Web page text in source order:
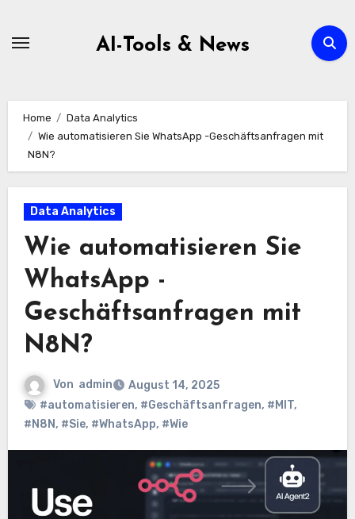
AI-Tools & News
Home
Data Analytics
Wie automatisieren Sie WhatsApp -Geschäftsanfragen mit
N8N?
Data Analytics
Wie automatisieren Sie
WhatsApp -
Geschäftsanfragen mit
N8N?
Von admin
August 14, 2025
#automatisieren, #Geschäftsanfragen, #MIT,
#N8N, #Sie, #WhatsApp, #Wie